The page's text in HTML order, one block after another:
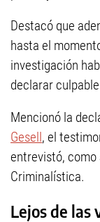
Destacó que
hasta el
investigación
declarar culpable
Mencionó la
Gesell, el
entrevistó, como
Criminalística.
Lejos de las